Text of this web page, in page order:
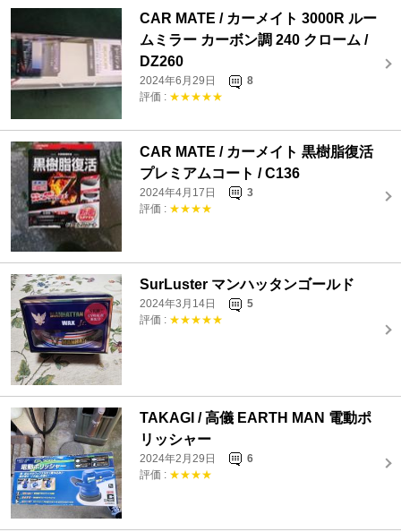
CAR MATE / カーメイト 3000R ルー
ムミラー カーボン調 240 クローム /
DZ260
2024年6月29日
8
評価 : ★★★★★
CAR MATE / カーメイト 黒樹脂復活
プレミアムコート / C136
2024年4月17日
3
評価 : ★★★★
SurLuster マンハッタンゴールド
2024年3月14日
5
評価 : ★★★★★
TAKAGI / 高儀 EARTH MAN 電動ポ
リッシャー
2024年2月29日
6
評価 : ★★★★